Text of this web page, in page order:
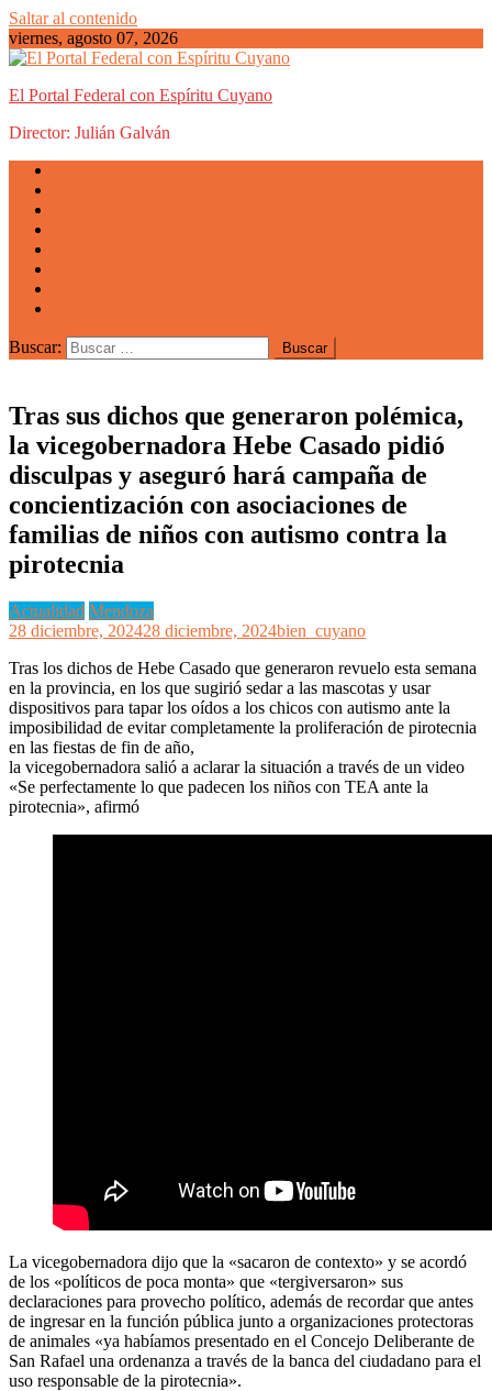
Saltar al contenido
viernes, agosto 07, 2026
El Portal Federal con Espíritu Cuyano
Director: Julián Galván
Buscar:
Tras sus dichos que generaron polémica,
la vicegobernadora Hebe Casado pidió
disculpas y aseguró hará campaña de
concientización con asociaciones de
familias de niños con autismo contra la
pirotecnia
Actualidad Mendoza
28 diciembre, 202428 diciembre, 2024bien_cuyano
Tras los dichos de Hebe Casado que generaron revuelo esta semana
en la provincia, en los que sugirió sedar a las mascotas y usar
dispositivos para tapar los oídos a los chicos con autismo ante la
imposibilidad de evitar completamente la proliferación de pirotecnia
en las fiestas de fin de año,
la vicegobernadora salió a aclarar la situación a través de un video
«Se perfectamente lo que padecen los niños con TEA ante la
pirotecnia», afirmó
La vicegobernadora dijo que la «sacaron de contexto» y se acordó
de los «políticos de poca monta» que «tergiversaron» sus
declaraciones para provecho político, además de recordar que antes
de ingresar en la función pública junto a organizaciones protectoras
de animales «ya habíamos presentado en el Concejo Deliberante de
San Rafael una ordenanza a través de la banca del ciudadano para el
uso responsable de la pirotecnia».